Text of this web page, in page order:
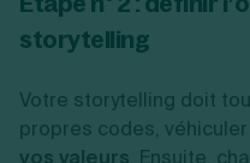
storytelling
Votre storytelling doit
propres codes, véhiculer
vos valeurs. Ensuite,